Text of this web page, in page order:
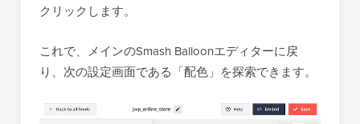
クリックします。
これで、メインのSmash Balloonエディターに戻
り、次の設定画面である「配色」を探索できます。